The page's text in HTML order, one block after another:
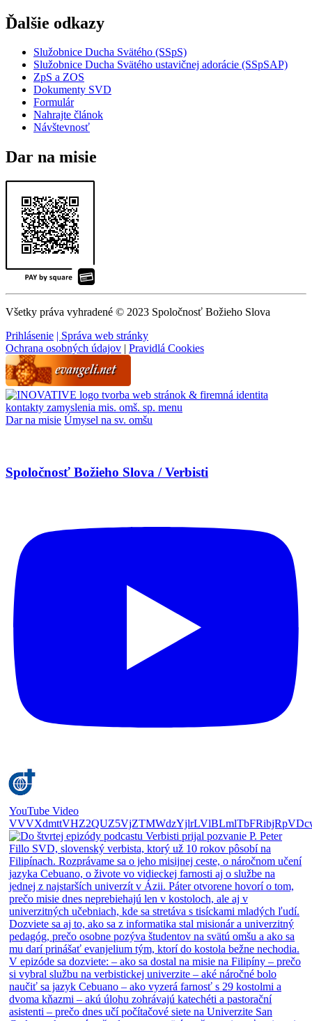
Ďalšie odkazy
Služobnice Ducha Svätého (SSpS)
Služobnice Ducha Svätého ustavičnej adorácie (SSpSAP)
ZpS a ZOS
Dokumenty SVD
Formulár
Nahrajte článok
Návštevnosť
Dar na misie
Všetky práva vyhradené © 2023 Spoločnosť Božieho Slova
Prihlásenie | Správa web stránky
Ochrana osobných údajov | Pravidlá Cookies
tvorba web stránok & firemná identita
kontakty zamyslenia mis. omš. sp. menu
Dar na misie Úmysel na sv. omšu
Spoločnosť Božieho Slova / Verbisti
YouTube Video